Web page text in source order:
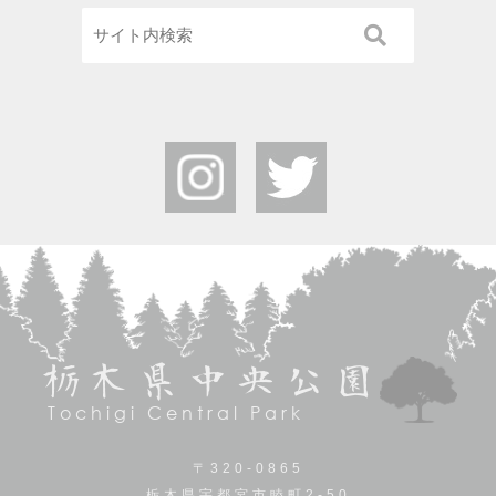
栃木県中央公園
Tochigi Central Park
〒320-0865